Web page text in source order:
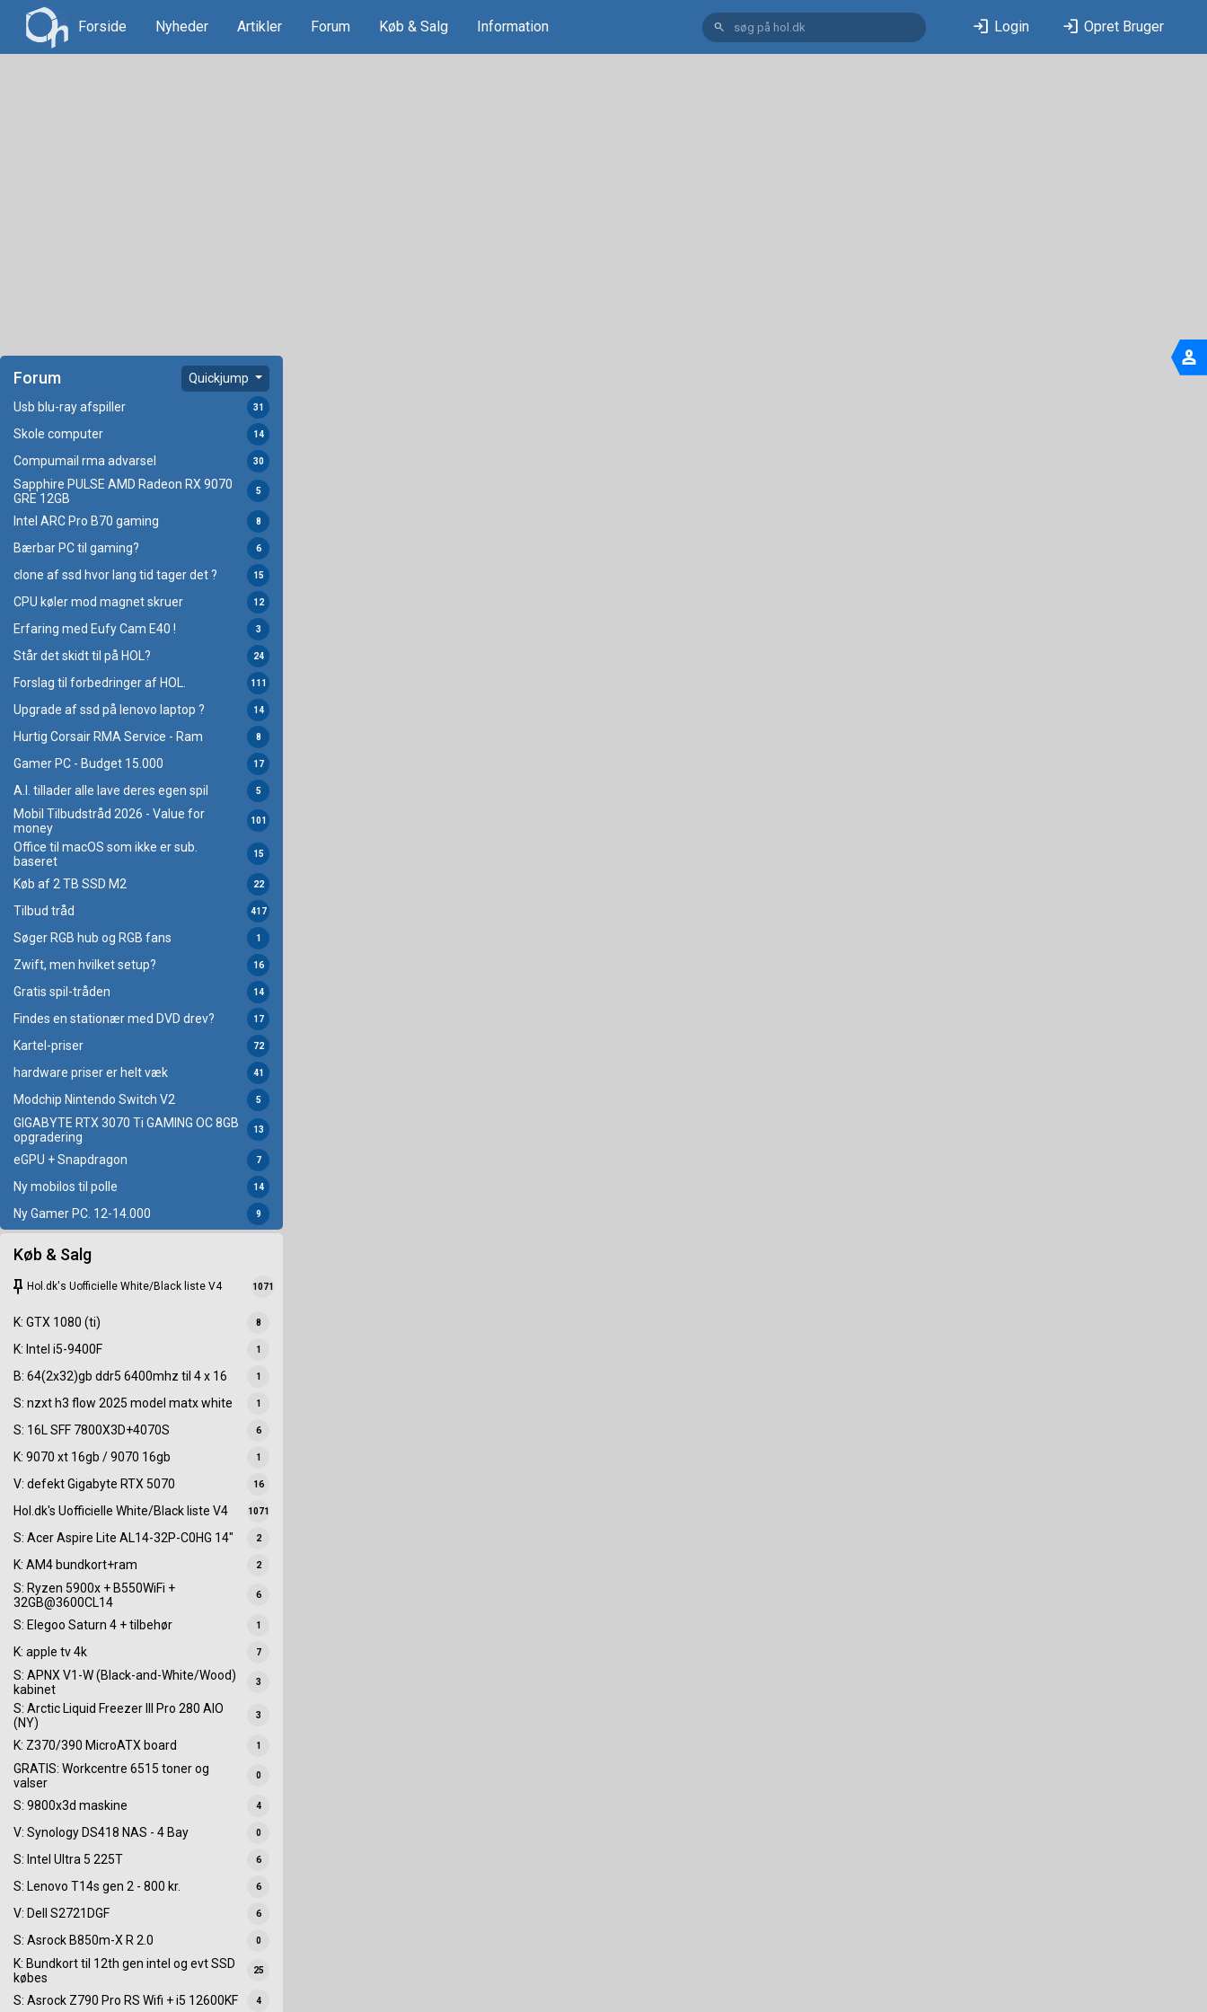
Forside Nyheder Artikler Forum Køb & Salg Information search login Login login Opret Bruger
Forum Quickjump
Usb blu-ray afspiller 31
Skole computer 14
Compumail rma advarsel 30
Sapphire PULSE AMD Radeon RX 9070
GRE 12GB
5
Intel ARC Pro B70 gaming 8
Bærbar PC til gaming? 6
clone af ssd hvor lang tid tager det ? 15
CPU køler mod magnet skruer 12
Erfaring med Eufy Cam E40 ! 3
Står det skidt til på HOL? 24
Forslag til forbedringer af HOL. 111
Upgrade af ssd på lenovo laptop ? 14
Hurtig Corsair RMA Service - Ram 8
Gamer PC - Budget 15.000 17
A.I. tillader alle lave deres egen spil 5
Mobil Tilbudstråd 2026 - Value for
money
101
Office til macOS som ikke er sub.
baseret
15
Køb af 2 TB SSD M2 22
Tilbud tråd 417
Søger RGB hub og RGB fans 1
Zwift, men hvilket setup? 16
Gratis spil-tråden 14
Findes en stationær med DVD drev? 17
Kartel-priser 72
hardware priser er helt væk 41
Modchip Nintendo Switch V2 5
GIGABYTE RTX 3070 Ti GAMING OC 8GB
opgradering
13
eGPU + Snapdragon 7
Ny mobilos til polle 14
Ny Gamer PC. 12-14.000 9
Køb & Salg
keep Hol.dk's Uofficielle White/Black liste V4 1071
K: GTX 1080 (ti) 8
K: Intel i5-9400F 1
B: 64(2x32)gb ddr5 6400mhz til 4 x 16 1
S: nzxt h3 flow 2025 model matx white 1
S: 16L SFF 7800X3D+4070S 6
K: 9070 xt 16gb / 9070 16gb 1
V: defekt Gigabyte RTX 5070 16
Hol.dk's Uofficielle White/Black liste V4 1071
S: Acer Aspire Lite AL14-32P-C0HG 14" 2
K: AM4 bundkort+ram 2
S: Ryzen 5900x + B550WiFi +
32GB@3600CL14
6
S: Elegoo Saturn 4 + tilbehør 1
K: apple tv 4k 7
S: APNX V1-W (Black-and-White/Wood)
kabinet
3
S: Arctic Liquid Freezer III Pro 280 AIO
(NY)
3
K: Z370/390 MicroATX board 1
GRATIS: Workcentre 6515 toner og
valser
0
S: 9800x3d maskine 4
V: Synology DS418 NAS - 4 Bay 0
S: Intel Ultra 5 225T 6
S: Lenovo T14s gen 2 - 800 kr. 6
V: Dell S2721DGF 6
S: Asrock B850m-X R 2.0 0
K: Bundkort til 12th gen intel og evt SSD
købes
25
S: Asrock Z790 Pro RS Wifi + i5 12600KF 4
person